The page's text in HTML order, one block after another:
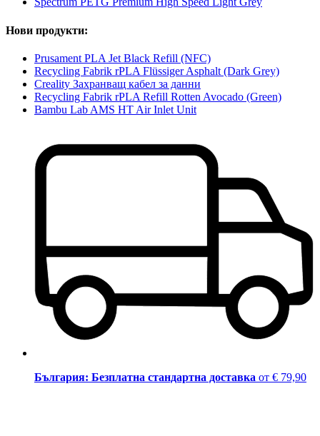
Нови продукти:
Prusament PLA Jet Black Refill (NFC)
Recycling Fabrik rPLA Flüssiger Asphalt (Dark Grey)
Creality Захранващ кабел за данни
Recycling Fabrik rPLA Refill Rotten Avocado (Green)
Bambu Lab AMS HT Air Inlet Unit
България: Безплатна стандартна доставка от € 79,90